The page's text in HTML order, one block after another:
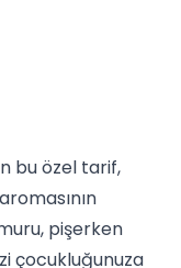
bu özel tarif,
pişerken
çocukluğunuza